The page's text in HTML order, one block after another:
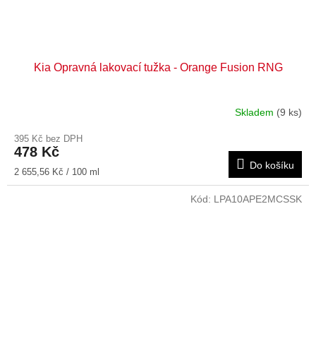
Kia Opravná lakovací tužka - Orange Fusion RNG
Skladem (9 ks)
395 Kč bez DPH
478 Kč
Měrná
cena:
2 655,56 Kč / 100 ml
Do košíku
Kód: LPA10APE2MCSSK